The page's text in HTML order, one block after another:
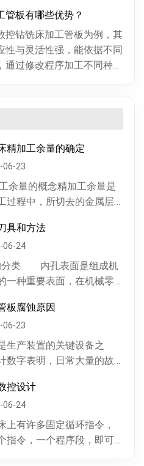
强度大、效率低...
管板有哪些优势？
控钻铣床加工管板为例，其
性与灵活性强，能依据不同
通过修改程序加工不同种
精加工余量的确定
06-23
余量的概念精加工余量是
过程中，所切去的金属层
精加工一次...
具和方法
06-24
分类 内孔表面是组成机
一种重要表面，在机械零
孔、...
板腐蚀原因
06-23
生产装置的关键设备之
数字表明，日常大量的故
的腐蚀损坏所...
控设计
06-24
上有许多固定循环指令，
指令，一个程序段，即可